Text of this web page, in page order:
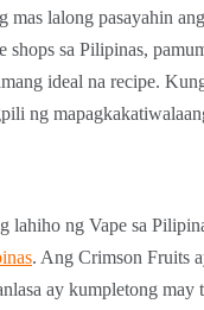
lalong pasayahin
sa Pilipinas,
ideal na recipe.
ng
lahiho ng Vape sa
. Ang Crimson Fruits
ay kumpletong may